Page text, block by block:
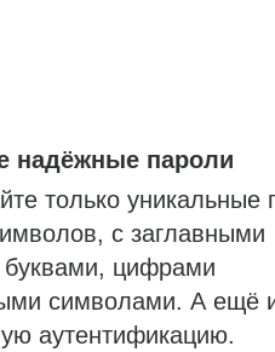
надёжные пароли
только уникальные
с заглавными
цифрами
символами. А ещё
аутентификацию.